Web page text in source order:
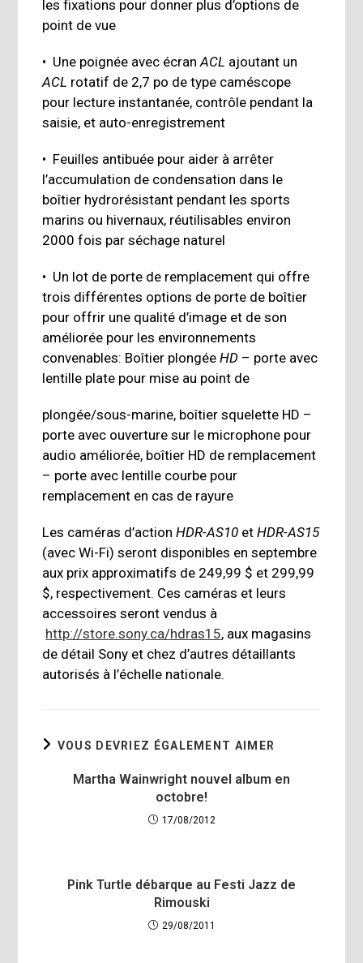
les fixations pour donner plus d’options de
point de vue
• Une poignée avec écranACL ajoutant un
ACL rotatif de 2,7 po de type caméscope
pour lecture instantanée, contrôle pendant la
saisie, et auto-enregistrement
• Feuilles antibuée pour aider à arrêter
l’accumulation de condensation dans le
boîtier hydrorésistant pendant les sports
marins ou hivernaux, réutilisables environ
2000 fois par séchage naturel
• Un lot de porte de remplacement qui offre
trois différentes options de porte de boîtier
pour offrir une qualité d’image et de son
améliorée pour les environnements
convenables: Boîtier plongéeHD – porte avec
lentille plate pour mise au point de
plongée/sous-marine, boîtier squelette HD –
porte avec ouverture sur le microphone pour
audio améliorée, boîtier HD de remplacement
– porte avec lentille courbe pour
remplacement en cas de rayure
Les caméras d’actionHDR-AS10 etHDR-AS15
(avec Wi-Fi) seront disponibles en septembre
aux prix approximatifs de 249,99 $ et 299,99
$, respectivement. Ces caméras et leurs
accessoires seront vendus à
http://store.sony.ca/hdras15, aux magasins
de détail Sony et chez d’autres détaillants
autorisés à l’échelle nationale.
VOUS DEVRIEZ ÉGALEMENT AIMER
Martha Wainwright nouvel album en
octobre!
17/08/2012
Pink Turtle débarque au Festi Jazz de
Rimouski
29/08/2011